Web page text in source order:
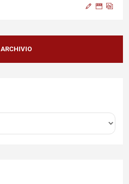
cordoglio e vicinanza al
famiglia”
modifiche temporanee alla
ARCHIVIO